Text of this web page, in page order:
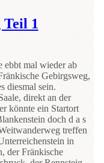
1
ebbt mal wieder ab
Gebirgsweg,
diesmal sein.
direkt an der
könnte ein Startort
doch d a s
treffen
in
der Fränkische